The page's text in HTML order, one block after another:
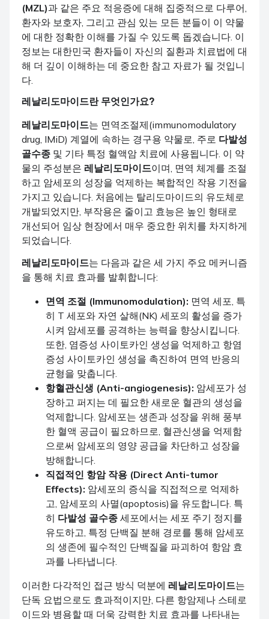
(MZL)과 같은 주요 적응증에 대해 집중적으로 다루어,
환자와 보호자, 그리고 관심 있는 모든 분들이 이 약물
에 대한 정확한 이해를 가질 수 있도록 돕겠습니다. 이
정보는 대한민국 환자들이 자신의 질환과 치료법에 대
해 더 깊이 이해하는 데 중요한 참고 자료가 될 것입니
다.
레날리도마이드란 무엇인가요?
레날리도마이드는 면역조절제(immunomodulatory
drug, IMiD) 계열에 속하는 경구용 약물로, 주로 다발성
골수종 및 기타 특정 혈액암 치료에 사용됩니다. 이 약
물의 주성분은 레날리도마이드이며, 면역 체계를 조절
하고 암세포의 성장을 억제하는 복합적인 작용 기전을
가지고 있습니다. 처음에는 탈리도마이드의 유도체로
개발되었지만, 부작용은 줄이고 효능은 높인 형태로
개선되어 임상 현장에서 매우 중요한 위치를 차지하게
되었습니다.
레날리도마이드는 다음과 같은 세 가지 주요 메커니즘
을 통해 치료 효과를 발휘합니다:
면역 조절 (Immunomodulation): 면역 세포, 특
히 T 세포와 자연 살해(NK) 세포의 활성을 증가
시켜 암세포를 공격하는 능력을 향상시킵니다.
또한, 염증성 사이토카인 생성을 억제하고 항염
증성 사이토카인 생성을 촉진하여 면역 반응의
균형을 맞춥니다.
항혈관신생 (Anti-angiogenesis): 암세포가 성
장하고 퍼지는 데 필요한 새로운 혈관의 생성을
억제합니다. 암세포는 생존과 성장을 위해 풍부
한 혈액 공급이 필요하므로, 혈관신생을 억제함
으로써 암세포의 영양 공급을 차단하고 성장을
방해합니다.
직접적인 항암 작용 (Direct Anti-tumor
Effects): 암세포의 증식을 직접적으로 억제하
고, 암세포의 사멸(apoptosis)을 유도합니다. 특
히 다발성 골수종 세포에서는 세포 주기 정지를
유도하고, 특정 단백질 분해 경로를 통해 암세포
의 생존에 필수적인 단백질을 파괴하여 항암 효
과를 나타냅니다.
이러한 다각적인 접근 방식 덕분에 레날리도마이드는
단독 요법으로도 효과적이지만, 다른 항암제나 스테로
이드와 병용할 때 더욱 강력한 치료 효과를 나타내는